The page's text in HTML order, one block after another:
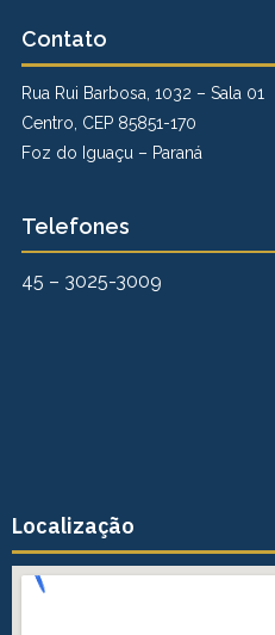
Contato
Rua Rui Barbosa, 1032 – Sala 01
Centro, CEP 85851-170
Foz do Iguaçu – Paraná
Telefones
45 – 3025-3009
Localização